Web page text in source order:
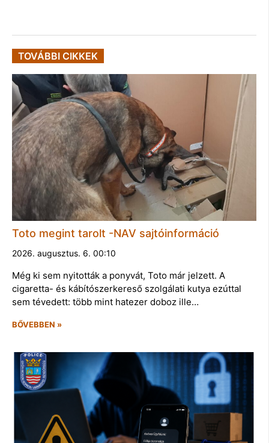
TOVÁBBI CIKKEK
Toto megint tarolt -NAV sajtóinformáció
2026. augusztus. 6. 00:10
Még ki sem nyitották a ponyvát, Toto már jelzett. A
cigaretta- és kábítószerkereső szolgálati kutya ezúttal
sem tévedett: több mint hatezer doboz ille…
BŐVEBBEN »